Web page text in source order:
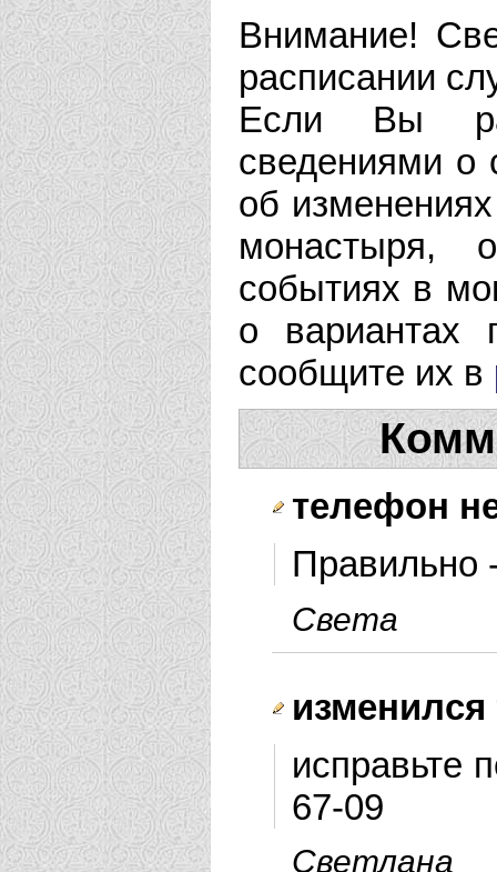
Внимание!
расписании
Если Вы
сведениями о
об
монастыря,
событиях в
о
сообщите их в
телефон
Правильно
Света
исправьте
67-09
Светлана